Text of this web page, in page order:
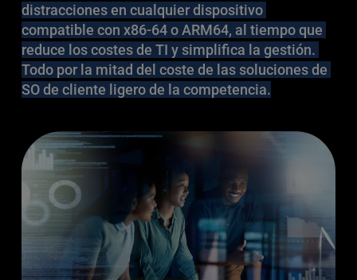
distracciones en cualquier dispositivo
compatible con x86-64 o ARM64, al tiempo que
reduce los costes de TI y simplifica la gestión.
Todo por la mitad del coste de las soluciones de
SO de cliente ligero de la competencia.